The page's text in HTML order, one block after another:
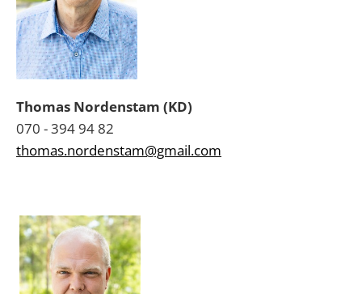
Thomas Nordenstam (KD)
070 - 394 94 82
thomas.nordenstam@gmail.com